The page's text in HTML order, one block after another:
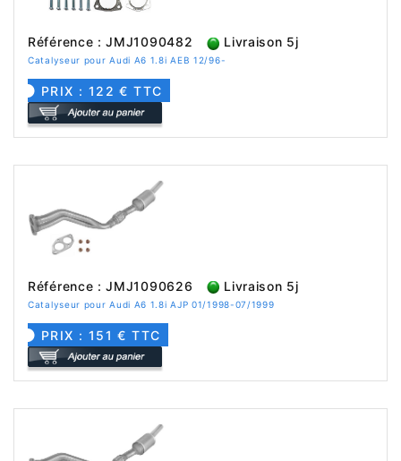
Référence : JMJ1090482 Livraison 5j
Catalyseur pour Audi A6 1.8i AEB 12/96-
PRIX : 122 € TTC
Référence : JMJ1090626 Livraison 5j
Catalyseur pour Audi A6 1.8i AJP 01/1998-07/1999
PRIX : 151 € TTC